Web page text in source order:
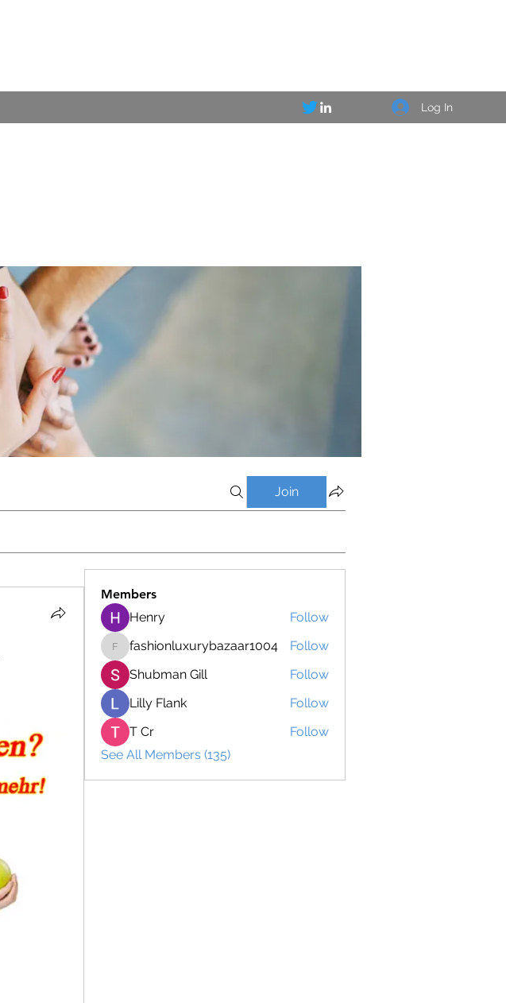
Log In
Join
Members
Henry
Follow
fashionluxurybazaar1004
fashionluxurybazaar1004
Follow
Shubman Gill
Follow
Lilly Flank
Follow
T Cr
Follow
See All Members (135)